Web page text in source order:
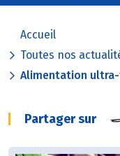
Accueil
Toutes nos
Alimentation ultra-
Partager sur